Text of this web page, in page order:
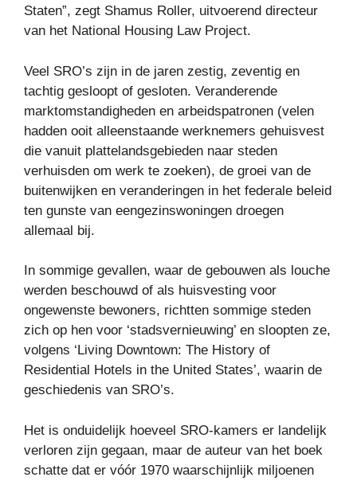
Staten”, zegt Shamus Roller, uitvoerend directeur
van het National Housing Law Project.
Veel SRO’s zijn in de jaren zestig, zeventig en
tachtig gesloopt of gesloten. Veranderende
marktomstandigheden en arbeidspatronen (velen
hadden ooit alleenstaande werknemers gehuisvest
die vanuit plattelandsgebieden naar steden
verhuisden om werk te zoeken), de groei van de
buitenwijken en veranderingen in het federale beleid
ten gunste van eengezinswoningen droegen
allemaal bij.
In sommige gevallen, waar de gebouwen als louche
werden beschouwd of als huisvesting voor
ongewenste bewoners, richtten sommige steden
zich op hen voor ‘stadsvernieuwing’ en sloopten ze,
volgens ‘Living Downtown: The History of
Residential Hotels in the United States’, waarin de
geschiedenis van SRO’s.
Het is onduidelijk hoeveel SRO-kamers er landelijk
verloren zijn gegaan, maar de auteur van het boek
schatte dat er vóór 1970 waarschijnlijk miljoenen